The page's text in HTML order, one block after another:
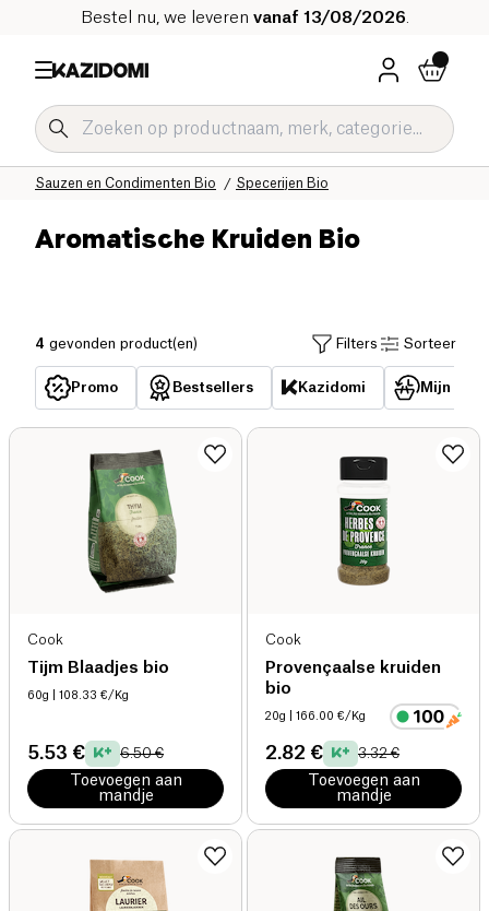
Bestel nu, we leveren vanaf 13/08/2026
Specerijen Bio
Sauzen en Condimenten Bio
Zoute Kruidenierswaren Bio
Home
Aromatische Kruiden Bio
4 gevonden product(en) Filters Sorteer
Promo Bestsellers Kazidomi Mijn
Cook
Tijm Blaadjes bio
60g | 108.33 €/Kg
5.53 € 6.50 €
Toevoegen aan
mandje
Cook
Provençaalse kruiden
bio
20g | 166.00 €/Kg
2.82 € 3.32 €
Toevoegen aan
mandje